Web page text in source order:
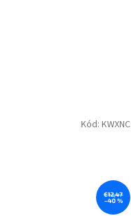
€12,47
–40 %
Kód:KWXNC